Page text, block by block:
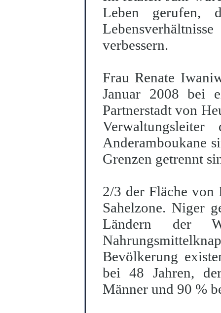
Leben
verbessern.
Frau Renate
Januar 2008 bei
Partnerstadt von
Anderamboukane
Grenzen getrennt
2/3 der Fläche von
Sahelzone. Niger
Ländern der
Bevölkerung
bei 48 Jahren,
Männer und 90 %